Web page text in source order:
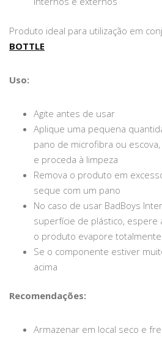
Produto ideal para utilização em
BOTTLE
Uso:
Agite antes de usar
Aplique uma pequena
pano de microfibra ou
e proceda à limpeza
Remova o produto em
seque com um pano
No caso de usar BadBoys
superfície de plástico, espere
o produto evapore totalmente
Se o componente estiver
acima
Recomendações:
Armazenar em local seco e